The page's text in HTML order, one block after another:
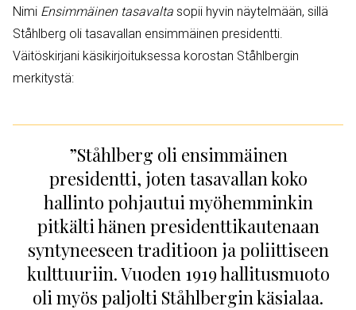
Nimi Ensimmäinen tasavalta sopii hyvin näytelmään, sillä
Ståhlberg oli tasavallan ensimmäinen presidentti.
Väitöskirjani käsikirjoituksessa korostan Ståhlbergin
merkitystä:
”Ståhlberg oli ensimmäinen
presidentti, joten tasavallan koko
hallinto pohjautui myöhemminkin
pitkälti hänen presidenttikautenaan
syntyneeseen traditioon ja poliittiseen
kulttuuriin. Vuoden 1919 hallitusmuoto
oli myös paljolti Ståhlbergin käsialaa.